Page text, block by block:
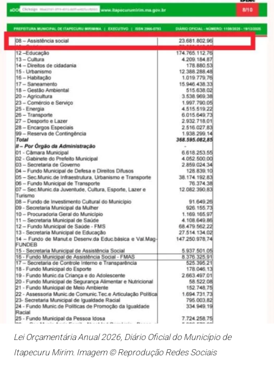
Lei Orçamentária Anual 2026, Diário Oficial do Município de
Itapecuru Mirim. Imagem © Reprodução Redes Sociais